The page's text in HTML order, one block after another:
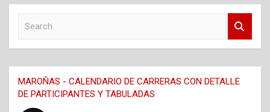
c
h
MAROÑAS - CALENDARIO DE CARRERAS CON DETALLE
DE PARTICIPANTES Y TABULADAS